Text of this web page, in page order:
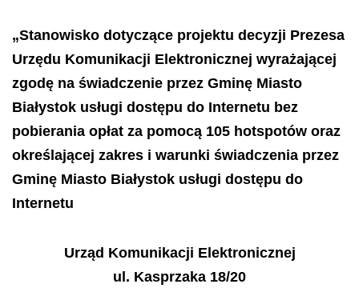
„Stanowisko dotyczące projektu decyzji Prezesa
Urzędu Komunikacji Elektronicznej wyrażającej
zgodę na świadczenie przez Gminę Miasto
Białystok usługi dostępu do Internetu bez
pobierania opłat za pomocą 105 hotspotów oraz
określającej zakres i warunki świadczenia przez
Gminę Miasto Białystok usługi dostępu do
Internetu
Urząd Komunikacji Elektronicznej
ul. Kasprzaka 18/20